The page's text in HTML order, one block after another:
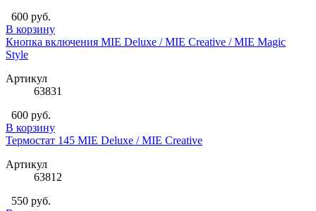
600 руб.
В корзину
Кнопка включения MIE Deluxe / MIE Creative / MIE Magic
Style
Артикул
63831
600 руб.
В корзину
Термостат 145 MIE Deluxe / MIE Creative
Артикул
63812
550 руб.